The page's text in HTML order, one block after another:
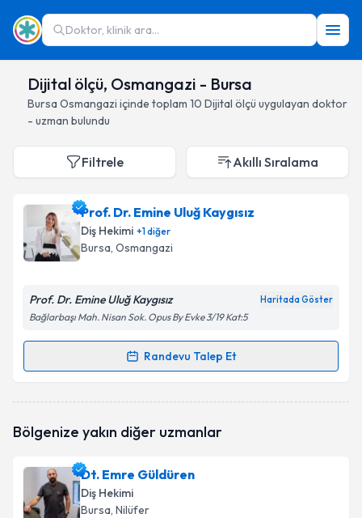
Doktor, klinik ara...
Dijital ölçü, Osmangazi - Bursa
Bursa Osmangazi içinde toplam 10 Dijital ölçü uygulayan doktor
- uzman bulundu
Filtrele Akıllı Sıralama
Prof. Dr. Emine Uluğ Kaygısız
Diş Hekimi +1diğer
Bursa, Osmangazi
Prof. Dr. Emine Uluğ Kaygısız Haritada Göster
Bağlarbaşı Mah. Nisan Sok. Opus By Evke 3/19 Kat:5
Randevu Talep Et
Randevu Takvimi Talebi
talebi oluşturun. Size bu uzmandan randevu almanız
bilgilendireceğiz.
E-posta Adresiniz
Bölgenize yakın diğer uzmanlar
Dt. Emre Güldüren
Diş Hekimi
Bursa, Nilüfer